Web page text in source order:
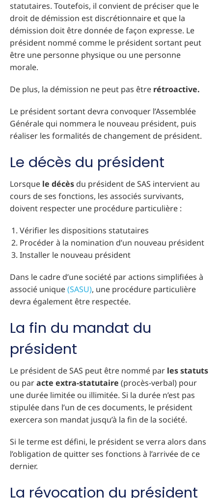
statutaires. Toutefois, il convient de préciser que le
droit de démission est discrétionnaire et que la
démission doit être donnée de façon expresse. Le
président nommé comme le président sortant peut
être une personne physique ou une personne
morale.
De plus, la démission ne peut pas être rétroactive.
Le président sortant devra convoquer l’Assemblée
Générale qui nommera le nouveau président, puis
réaliser les formalités de changement de président.
Le décès du président
Lorsque le décès du président de SAS intervient au
cours de ses fonctions, les associés survivants,
doivent respecter une procédure particulière :
Vérifier les dispositions statutaires
Procéder à la nomination d’un nouveau président
Installer le nouveau président
Dans le cadre d’une société par actions simplifiées à
associé unique(SASU), une procédure particulière
devra également être respectée.
La fin du mandat du
président
Le président de SAS peut être nommé par les statuts
ou paracte extra-statutaire (procès-verbal) pour
une durée limitée ou illimitée. Si la durée n’est pas
stipulée dans l’un de ces documents, le président
exercera son mandat jusqu’à la fin de la société.
Si le terme est défini, le président se verra alors dans
l’obligation de quitter ses fonctions à l’arrivée de ce
dernier.
La révocation du président